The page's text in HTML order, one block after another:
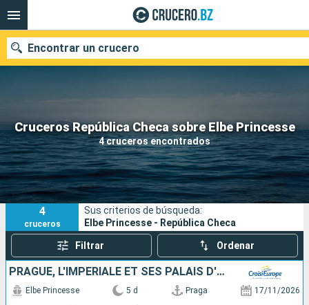
Cruceros República Checa sobre Elbe Princesse
4 cruceros encontrados
Encontrar un crucero
Nuestros destinos
Fecha de salida
Puertos Compañías
Buscar
4
cruceros
Sus criterios de búsqueda:
Elbe Princesse - República Checa
Filtrar Ordenar
PRAGUE, L'IMPÉRIALE ET SES PALAIS D'EXCEPTION, UNE CROISIÈRE DANS L'INTIMITÉ DES GRANDES FAMILLES ARISTOCRATIQUES
Elbe Princesse 5 d Praga 17/11/2026